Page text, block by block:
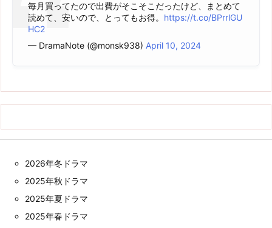
毎月買ってたので出費がそこそこだったけど、まとめて
読めて、安いので、とってもお得。 https://t.co/BPrrlGU
HC2
— DramaNote (@monsk938) April 10, 2024
2026年冬ドラマ
2025年秋ドラマ
2025年夏ドラマ
2025年春ドラマ